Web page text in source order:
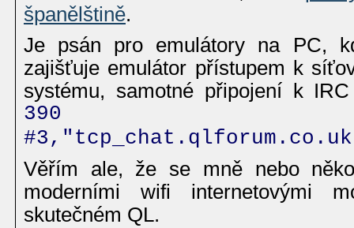
španělštině.
Je psán pro emulátory na PC,
zajišťuje emulátor přístupem k
systému, samotné připojení k
390
Věřím ale, že se mně nebo
moderními wifi internetovými
skutečném QL.